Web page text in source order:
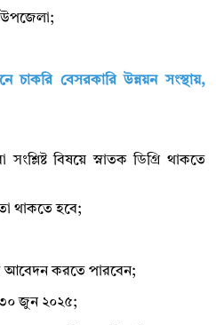
উপজেলা;
চাকরি বেসরকারি উন্নয়ন সংস্থায়,
বিষয়ে স্নাতক ডিগ্রি থাকতে
থাকতে হবে;
করতে পারবেন;
জুন ২০২৫;